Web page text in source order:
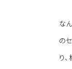
な
の
り